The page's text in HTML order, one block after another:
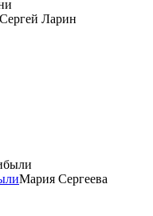
Сергей Ларин
Мария Сергеева